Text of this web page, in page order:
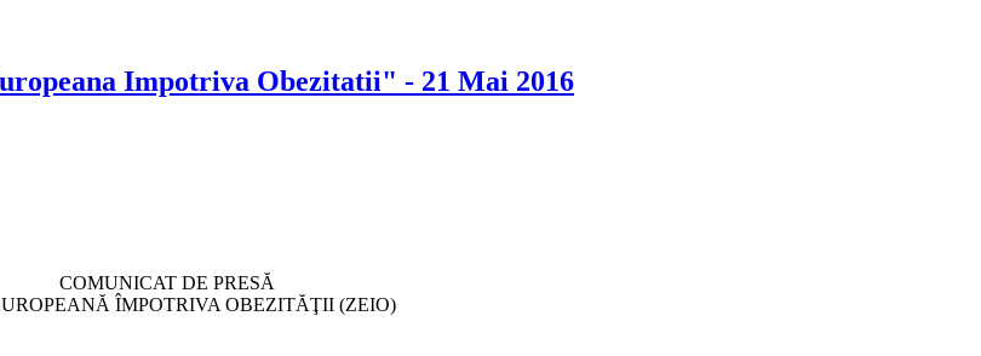
Impotriva Obezitatii" - 21 Mai 2016
COMUNICAT DE PRESĂ
ÎMPOTRIVA OBEZITĂŢII (ZEIO)